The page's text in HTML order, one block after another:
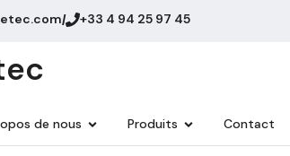
/ +33 4 94 25 97 45
de nous Produits Contact